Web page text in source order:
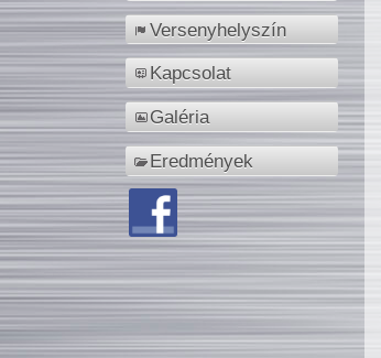
Versenyhelyszín
Kapcsolat
Galéria
Eredmények